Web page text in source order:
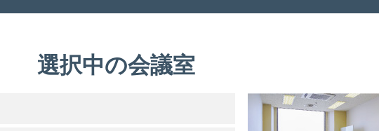
選択中の会議室